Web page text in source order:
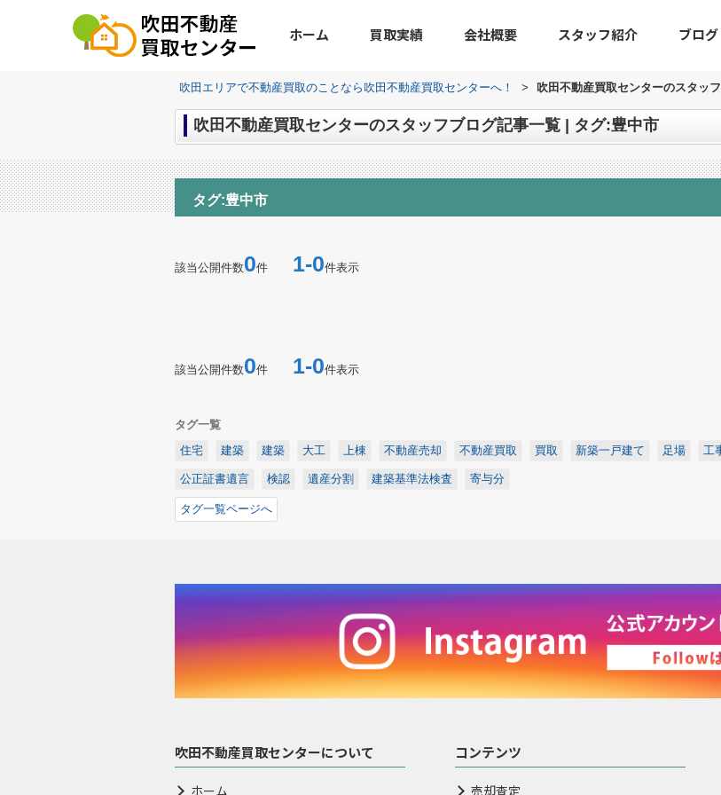
ホーム 買取実績 会社概要 スタッフ紹介 ブログ
吹田エリアで不動産買取のことなら吹田不動産買取センターへ！ > 吹田不動産買取センターのスタッ
吹田不動産買取センターのスタッフブログ記事一覧 | タグ:豊中市
タグ:豊中市
該当公開件数0件 1-0件表示
該当公開件数0件 1-0件表示
タグ一覧
住宅
建築 建築 大工 上棟 不動産売却 不動産買取 買取 新築一戸建て 足場 工
公正証書遺言 検認 遺産分割 建築基準法検査 寄与分
タグ一覧ページへ
吹田不動産買取センターについて
ホーム
コンテンツ
売却査定